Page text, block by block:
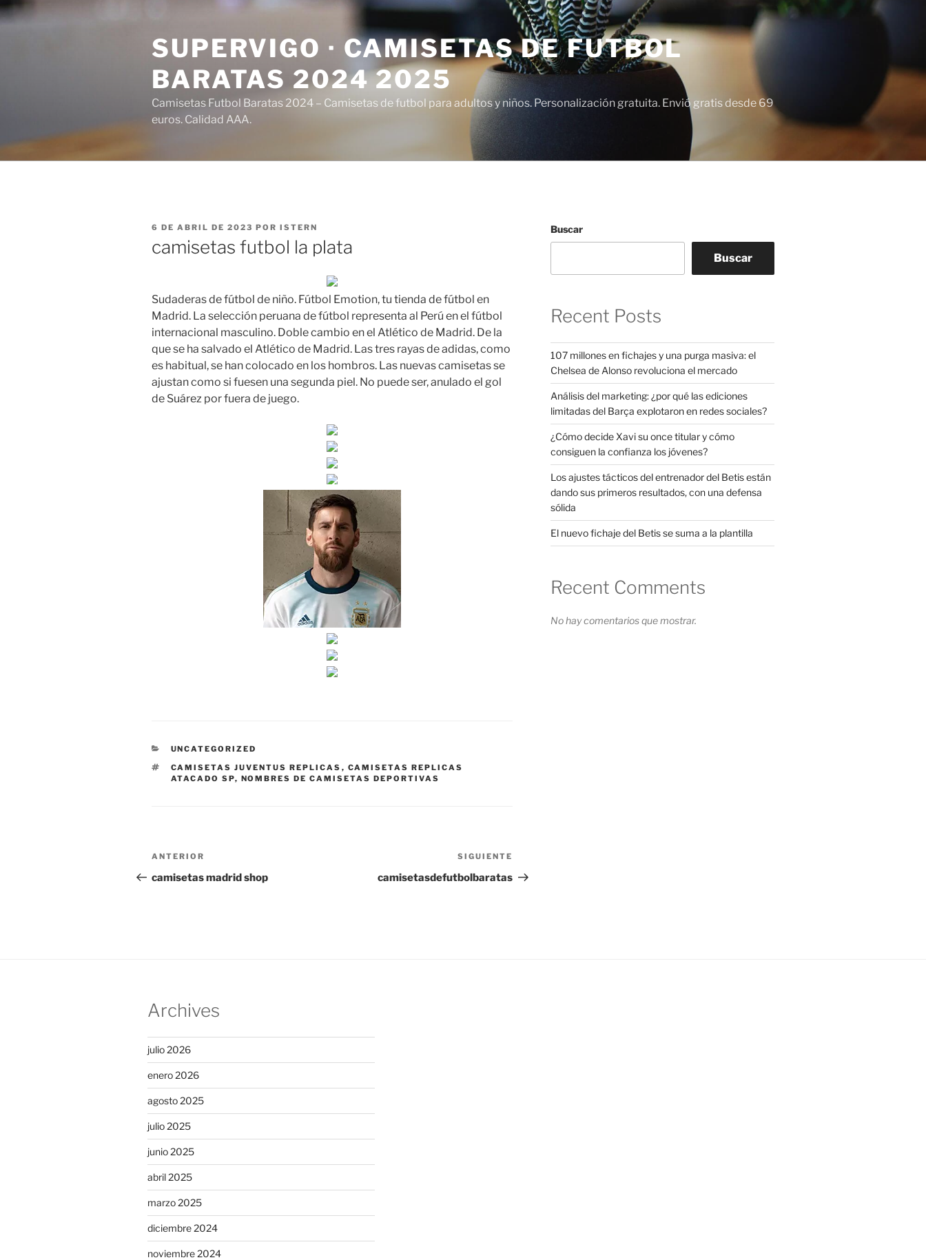
Saltar
al
SUPERVIGO · CAMISETAS DE FUTBOL
BARATAS 2024 2025
Camisetas Futbol Baratas 2024 – Camisetas de futbol para adultos y niños. Personalización gratuita. Envió gratis desde 69
euros. Calidad AAA.
PUBLICADO
6 DE ABRIL DE 2023 POR ISTERN
camisetas futbol la plata
Sudaderas de fútbol de niño. Fútbol Emotion, tu tienda de fútbol en
Madrid. La selección peruana de fútbol representa al Perú en el fútbol
internacional masculino. Doble cambio en el Atlético de Madrid. De la
que se ha salvado el Atlético de Madrid. Las tres rayas de adidas, como
es habitual, se han colocado en los hombros. Las nuevas camisetas se
ajustan como si fuesen una segunda piel. No puede ser, anulado el gol
de Suárez por fuera de juego.
CATEGORÍAS
UNCATEGORIZED
ETIQUETAS
CAMISETAS JUVENTUS REPLICAS , CAMISETAS REPLICAS
ATACADO SP, NOMBRES DE CAMISETAS DEPORTIVAS
Navegación
de
Entrada
anterior:
ANTERIOR
camisetas madrid shop
entrada
SIGUIENTE
camisetasdefutbolbaratas
Buscar
Buscar
Recent Posts
107 millones en fichajes y una purga masiva: el
Chelsea de Alonso revoluciona el mercado
Análisis del marketing: ¿por qué las ediciones
limitadas del Barça explotaron en redes sociales?
¿Cómo decide Xavi su once titular y cómo
consiguen la confianza los jóvenes?
Los ajustes tácticos del entrenador del Betis están
dando sus primeros resultados, con una defensa
sólida
El nuevo fichaje del Betis se suma a la plantilla
Recent Comments
No hay comentarios que mostrar.
Archives
julio 2026
enero 2026
agosto 2025
julio 2025
junio 2025
abril 2025
marzo 2025
diciembre 2024
noviembre 2024